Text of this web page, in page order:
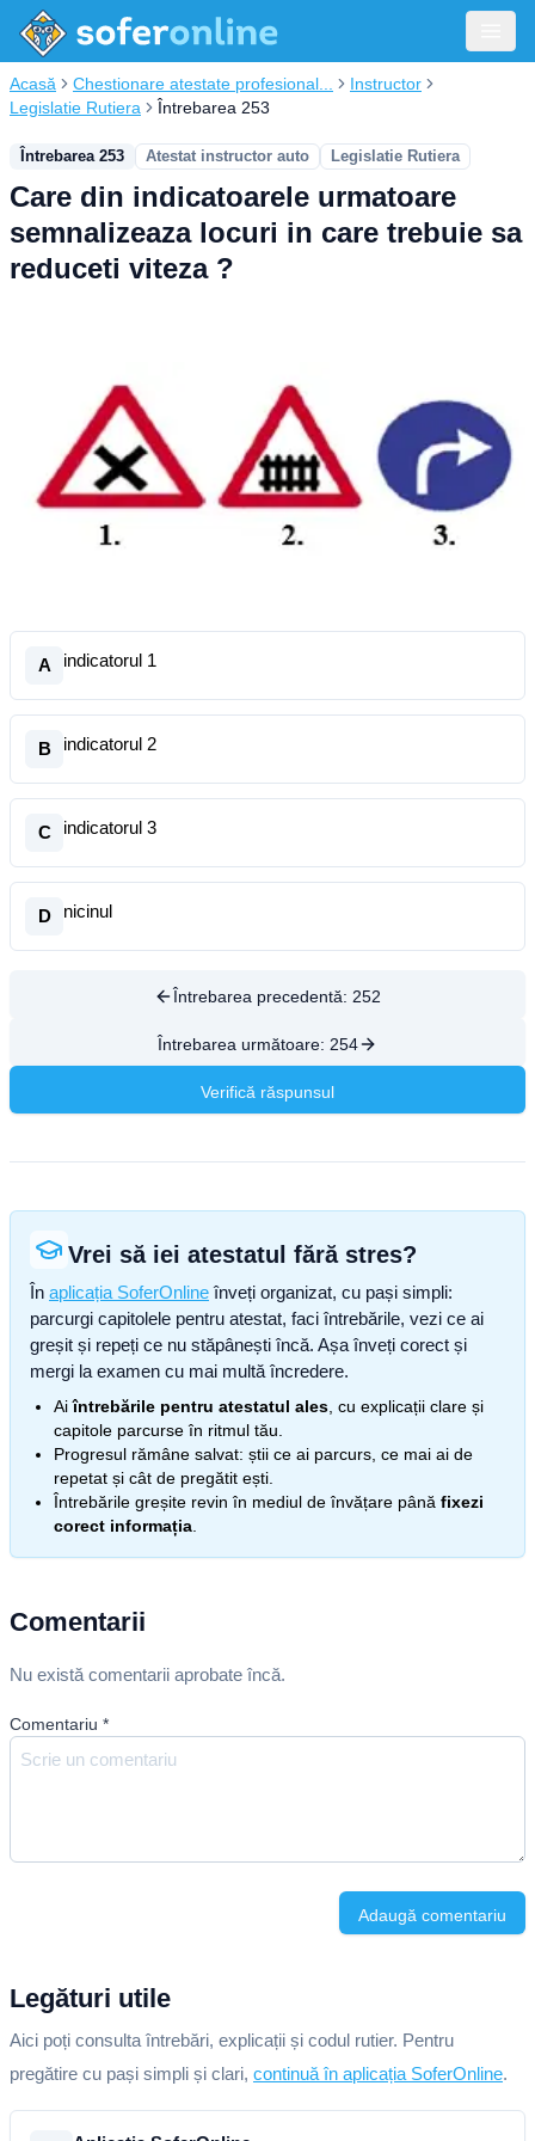
Acasă Chestionare atestate profesional...
Instructor
Legislatie Rutiera
Întrebarea 253
Întrebarea 253 Atestat instructor auto Legislatie Rutiera
Care din indicatoarele urmatoare
semnalizeaza locuri in care trebuie sa
reduceti viteza ?
A indicatorul 1
B indicatorul 2
C indicatorul 3
D nicinul
Întrebarea precedentă: 252
Întrebarea următoare: 254
Verifică răspunsul
Vrei să iei atestatul fără stres?
În aplicația SoferOnline înveți organizat, cu pași simpli:
parcurgi capitolele pentru atestat, faci întrebările, vezi ce ai
greșit și repeți ce nu stăpânești încă. Așa înveți corect și
mergi la examen cu mai multă încredere.
Aiîntrebările pentru atestatul ales , cu explicații clare și
capitole parcurse în ritmul tău.
Progresul rămâne salvat: știi ce ai parcurs, ce mai ai de
repetat și cât de pregătit ești.
Întrebările greșite revin în mediul de învățare până fixezi
corect informația
Comentarii
Nu există comentarii aprobate încă.
Comentariu *
Adaugă comentariu
Legături utile
Aici poți consulta întrebări, explicații și codul rutier. Pentru
pregătire cu pași simpli și clari, continuă în aplicația SoferOnline.